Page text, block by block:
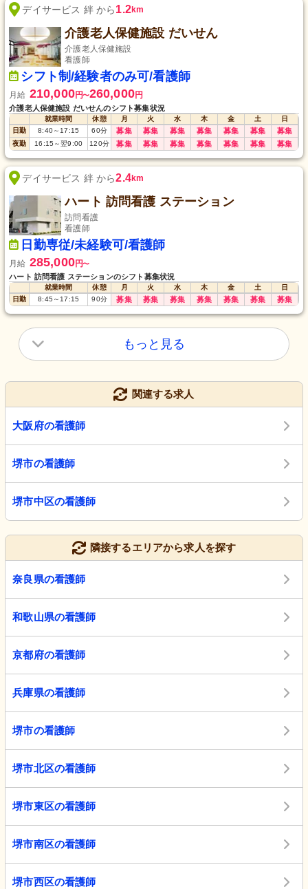
デイサービス 絆 から1.2km
介護老人保健施設 だいせん
介護老人保健施設
看護師
シフト制/経験者のみ可/看護師
月給 210,000円〜260,000円
介護老人保健施設 だいせんのシフト募集状況
就業時間 休憩 月 火 水 木 金 土
日
日勤
8:40～17:15 60分 募集 募集 募集 募集 募集 募集 募集
夜勤 16:15 ～翌9:00 120分 募集 募集 募集 募集 募集 募集 募集
デイサービス 絆 から2.4km
ハート 訪問看護 ステーション
訪問看護
看護師
日勤専従/未経験可/看護師
月給 285,000円〜
ハート 訪問看護 ステーションのシフト募集状況
就業時間 休憩 月 火 水 木 金 土
日
日勤
8:45 ～17:15 90分 募集 募集 募集 募集 募集 募集 募集
もっと見る
関連する求人
大阪府の看護師
堺市の看護師
堺市中区の看護師
隣接するエリアから求人を探す
奈良県の看護師
和歌山県の看護師
京都府の看護師
兵庫県の看護師
堺市の看護師
堺市北区の看護師
堺市東区の看護師
堺市南区の看護師
堺市西区の看護師